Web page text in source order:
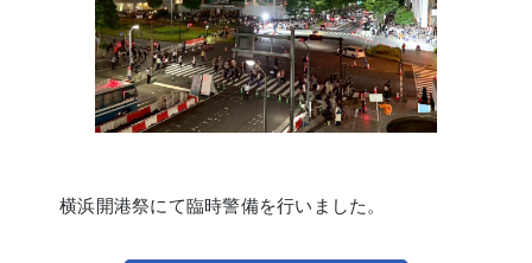
横浜開港祭にて臨時警備を行いました。